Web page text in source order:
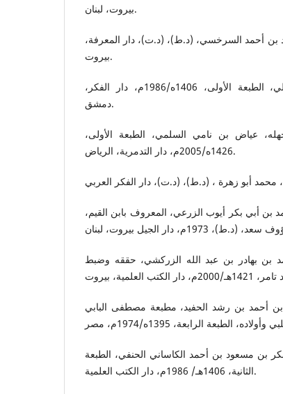
بيروت، لبنان.
أحمد السرخسي، (د.ط)، (د.ت)، دار المعرفة،
بيروت.
أصول الفقه الإسلامي، وهبة الزحيلي، الطبعة الأولى، 1406ه/1986م، دار الفكر،
دمشق.
عياض بن نامي السلمي، الطبعة الأولى،
1426ه/2005م، دار التدمرية، الرياض.
بن أبي بكر أيوب الزرعي، المعروف بابن القيم،
بن بهادر بن عبد الله الزركشي، حققه وضبط
بن أحمد بن رشد الحفيد، مطبعة مصطفى البابي
بكر بن مسعود بن أحمد الكاساني الحنفي، الطبعة
الثانية، 1406هـ/ 1986م، دار الكتب العلمية.